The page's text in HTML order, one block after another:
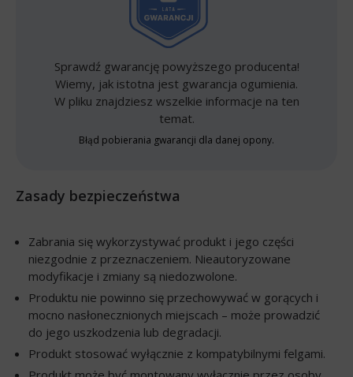
Sprawdź gwarancję powyższego producenta!
Wiemy, jak istotna jest gwarancja ogumienia.
W pliku znajdziesz wszelkie informacje na ten
temat.
Błąd pobierania gwarancji dla danej opony.
Zasady bezpieczeństwa
Zabrania się wykorzystywać produkt i jego części
niezgodnie z przeznaczeniem. Nieautoryzowane
modyfikacje i zmiany są niedozwolone.
Produktu nie powinno się przechowywać w gorących i
mocno nasłonecznionych miejscach – może prowadzić
do jego uszkodzenia lub degradacji.
Produkt stosować wyłącznie z kompatybilnymi felgami.